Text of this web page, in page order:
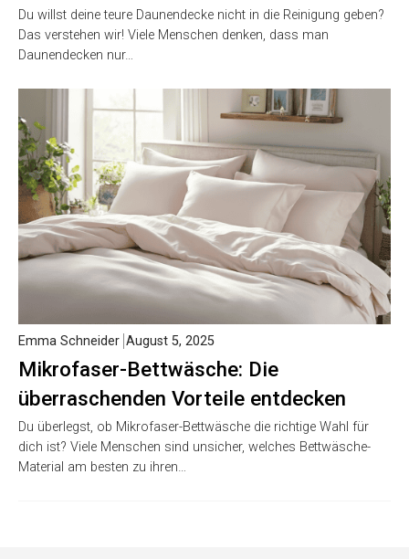
Du willst deine teure Daunendecke nicht in die Reinigung geben?
Das verstehen wir! Viele Menschen denken, dass man
Daunendecken nur…
Mikrofaser-Bettwäsche: Die
überraschenden Vorteile entdecken
Emma Schneider August 5, 2025
Du überlegst, ob Mikrofaser-Bettwäsche die richtige Wahl für
dich ist? Viele Menschen sind unsicher, welches Bettwäsche-
Material am besten zu ihren…